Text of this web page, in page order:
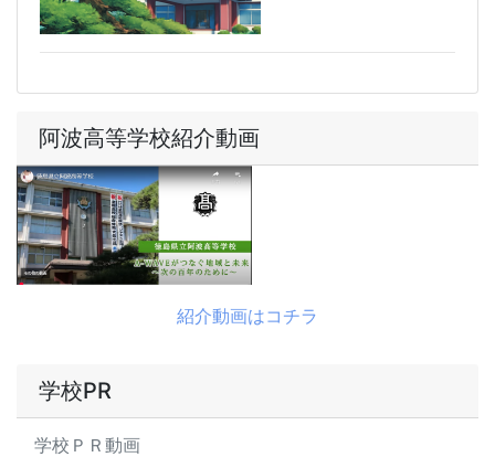
阿波高等学校紹介動画
紹介動画はコチラ
学校PR
学校ＰＲ動画